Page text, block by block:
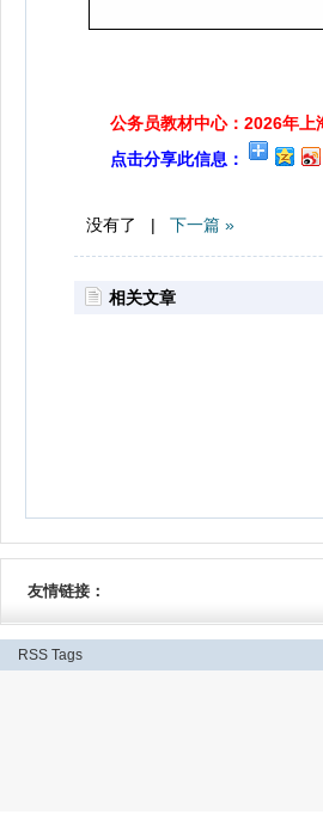
公务员教材中心：2026年上
点击分享此信息：
没有了 | 下一篇 »
相关文章
友情链接：
RSS Tags